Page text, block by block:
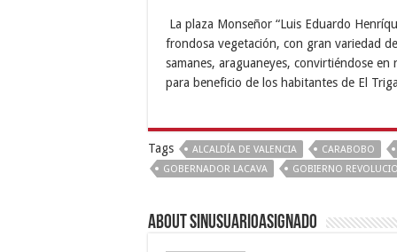
La plaza Monseñor “Luis Eduardo
frondosa vegetación, con gran variedad
samanes, araguaneyes, convirtiéndose
para beneficio de los habitantes de El
Tags ALCALDÍA DE VALENCIA
CARABOBO
GOBERNADOR LACAVA
GOBIERNO
About sinusuarioasignado